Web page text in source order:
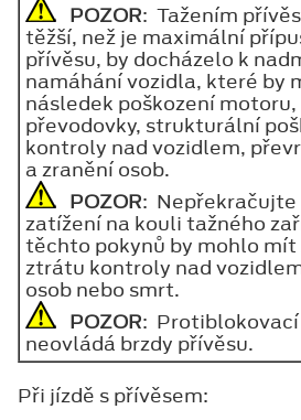
POZOR: Tažením
těžší, než je maximální
přívěsu, by docházelo k
namáhání vozidla, které by
následek poškození
převodovky, strukturální
kontroly nad vozidlem,
a zranění osob.
POZOR:
zatížení na kouli tažného
těchto pokynů by mohlo mít
ztrátu kontroly nad
osob nebo smrt.
POZOR:
neovládá brzdy přívěsu.
Při jízdě s přívěsem: